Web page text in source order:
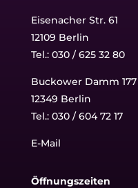
Eisenacher Str. 61
12109 Berlin
Tel.: 030 / 625 32 80
Buckower Damm 177
12349 Berlin
Tel.: 030 / 604 72 17
E-Mail
Öffnungszeiten